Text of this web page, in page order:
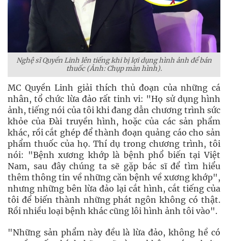
Nghệ sĩ Quyền Linh lên tiếng khi bị lợi dụng hình ảnh để bán
thuốc (Ảnh: Chụp màn hình).
MC Quyền Linh giải thích thủ đoạn của những cá
nhân, tổ chức lừa đảo rất tinh vi: "Họ sử dụng hình
ảnh, tiếng nói của tôi khi đang dẫn chương trình sức
khỏe của Đài truyền hình, hoặc của các sản phẩm
khác, rồi cắt ghép để thành đoạn quảng cáo cho sản
phẩm thuốc của họ. Thí dụ trong chương trình, tôi
nói: "Bệnh xương khớp là bệnh phổ biến tại Việt
Nam, sau đây chúng ta sẽ gặp bác sĩ để tìm hiểu
thêm thông tin về những căn bệnh về xương khớp",
nhưng những bên lừa đảo lại cắt hình, cắt tiếng của
tôi để biến thành những phát ngôn không có thật.
Rồi nhiều loại bệnh khác cũng lôi hình ảnh tôi vào".
"Những sản phẩm này đều là lừa đảo, không hề có